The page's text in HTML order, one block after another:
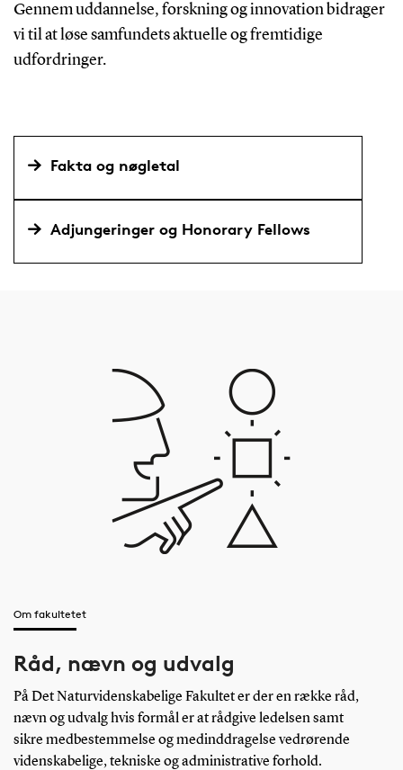
Gennem uddannelse, forskning og innovation bidrager
vi til at løse samfundets aktuelle og fremtidige
udfordringer.
Fakta og nøgletal
Adjungeringer og Honorary Fellows
Om fakultetet
Råd, nævn og udvalg
På Det Naturvidenskabelige Fakultet er der en række råd,
nævn og udvalg hvis formål er at rådgive ledelsen samt
sikre medbestemmelse og medinddragelse vedrørende
videnskabelige, tekniske og administrative forhold.